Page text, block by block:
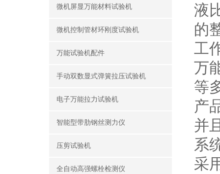
微机屏显万能材料试验机
微机控制管材环刚度试验机
万能试验机配件
手动双数显式弹簧拉压试验机
电子万能拉力试验机
智能型带肋钢丝测力仪
压剪试验机
全自动高强螺栓检测仪
液
的
工
万
等
产
并
系
采